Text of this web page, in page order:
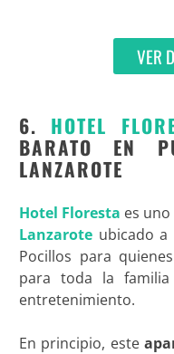
VER
6. HOTEL
BARATO EN
LANZAROTE
Hotel Floresta es
Lanzaroteubicado a
Pocillos para
para toda la
entretenimiento.
En principio, este